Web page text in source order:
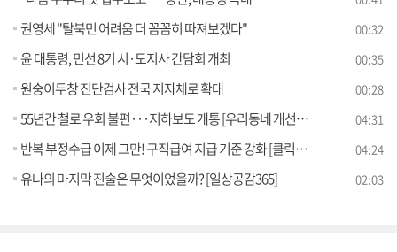
권영세 "탈북민 어려움 더 꼼꼼히 따져보겠다" 00:32
윤 대통령, 민선 8기 시·도지사 간담회 개최 00:35
원숭이두창 진단검사 전국 지자체로 확대 00:28
55년간 철로 우회 불편···지하보도 개통 [우리동네 개선문] 04:31
반복 부정수급 이제 그만! 구직급여 지급 기준 강화 [클릭K+] 04:24
유나의 마지막 진술은 무엇이었을까? [일상공감365] 02:03